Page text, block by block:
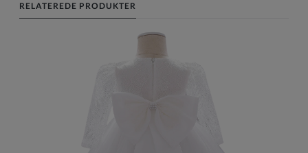
RELATEREDE PRODUKTER